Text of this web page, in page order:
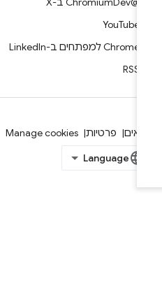
YouTube
Chrome למפתחים ב-LinkedIn
פרטיות Manage cookies